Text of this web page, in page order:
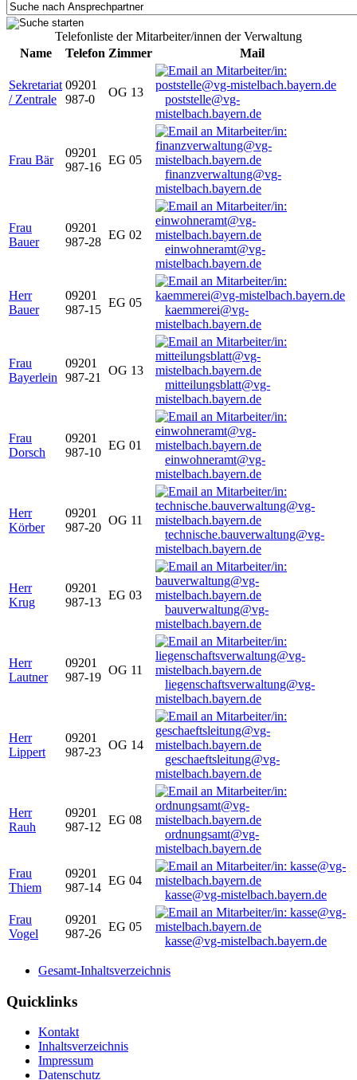
Telefonliste der Mitarbeiter/innen der Verwaltung
Name
Telefon Zimmer Mail
Sekretariat
/ Zentrale
09201
987-0
OG 13
poststelle@vg-
mistelbach.bayern.de
Frau Bär
09201
987-16
EG 05
finanzverwaltung@vg-
mistelbach.bayern.de
Frau
Bauer
09201
987-28
EG 02
einwohneramt@vg-
mistelbach.bayern.de
Herr
Bauer
09201
987-15
EG 05
kaemmerei@vg-
mistelbach.bayern.de
Frau
Bayerlein
09201
987-21
OG 13
mitteilungsblatt@vg-
mistelbach.bayern.de
Frau
Dorsch
09201
987-10
EG 01
einwohneramt@vg-
mistelbach.bayern.de
Herr
Körber
09201
987-20
OG 11
technische.bauverwaltung@vg-
mistelbach.bayern.de
Herr
Krug
09201
987-13
EG 03
bauverwaltung@vg-
mistelbach.bayern.de
Herr
Lautner
09201
987-19
OG 11
liegenschaftsverwaltung@vg-
mistelbach.bayern.de
Herr
Lippert
09201
987-23
OG 14
geschaeftsleitung@vg-
mistelbach.bayern.de
Herr
Rauh
09201
987-12
EG 08
ordnungsamt@vg-
mistelbach.bayern.de
Frau
Thiem
09201
987-14
EG 04
kasse@vg-mistelbach.bayern.de
Frau
Vogel
09201
987-26
EG 05
kasse@vg-mistelbach.bayern.de
Gesamt-Inhaltsverzeichnis
Quicklinks
Kontakt
Inhaltsverzeichnis
Impressum
Datenschutz